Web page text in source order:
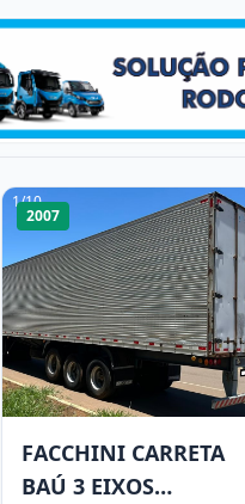
1/10
2007
FACCHINI CARRETA
BAÚ 3 EIXOS